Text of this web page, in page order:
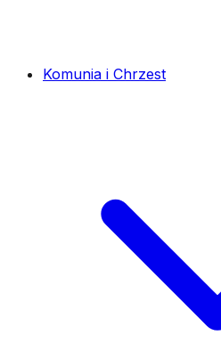
Komunia i Chrzest